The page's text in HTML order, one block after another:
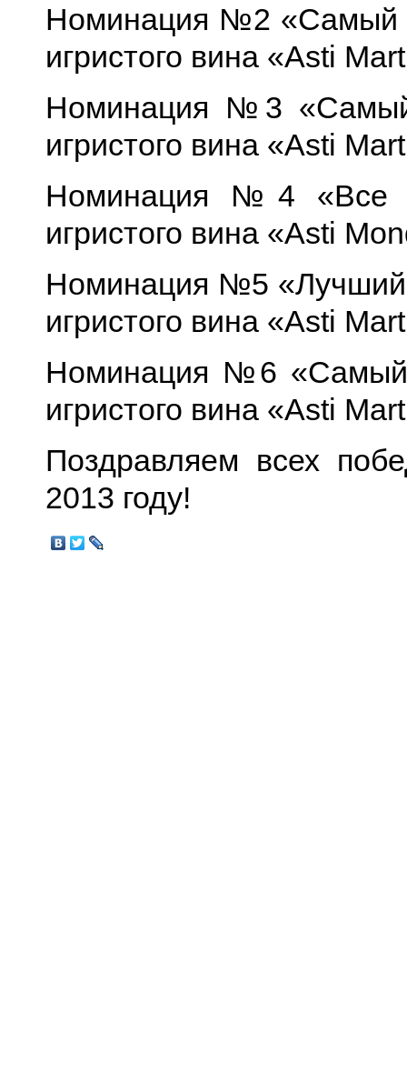
Номинация №2 «Самый
игристого вина «Asti
Номинация №3
игристого вина «Asti
Номинация №4 «Все
игристого вина «Asti
Номинация №5 «Лучший
игристого вина «Asti
Номинация №6 «Самый
игристого вина «Asti
Поздравляем всех
2013 году!